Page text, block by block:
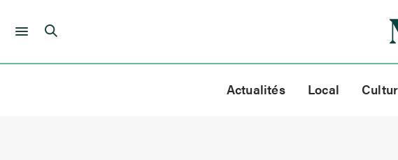
Skip
Actualités Local